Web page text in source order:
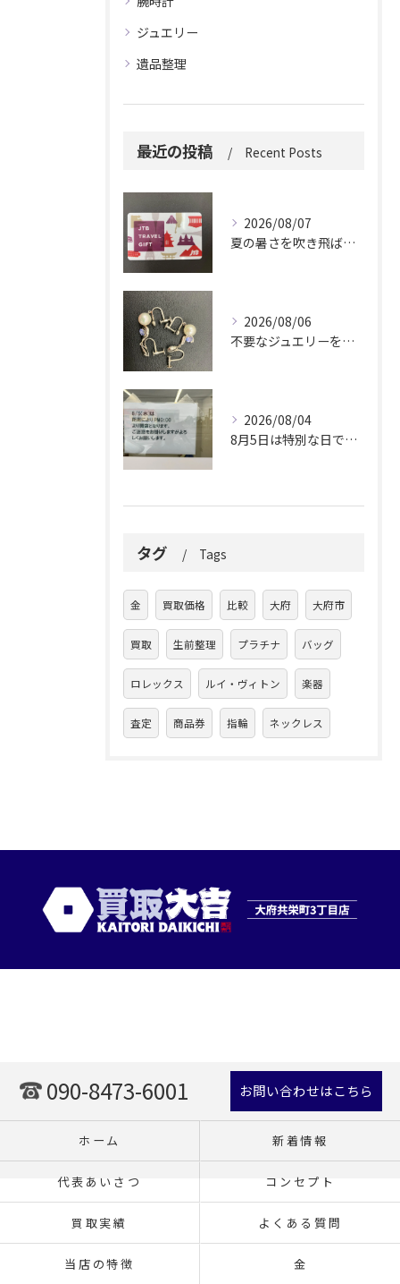
ジュエリー
遺品整理
最近の投稿 Recent Posts
2026/08/07
夏の暑さを吹き飛ばしに来てください。
2026/08/06
不要なジュエリーを眠らせていませんか？
2026/08/04
8月5日は特別な日です。
タグ Tags
金 買取価格 比較 大府 大府市
買取 生前整理 プラチナ バッグ
ロレックス ルイ・ヴィトン 楽器
査定 商品券 指輪 ネックレス
090-8473-6001 お問い合わせはこちら
ホーム 新着情報
代表あいさつ コンセプト
買取実績 よくある質問
当店の特徴 金